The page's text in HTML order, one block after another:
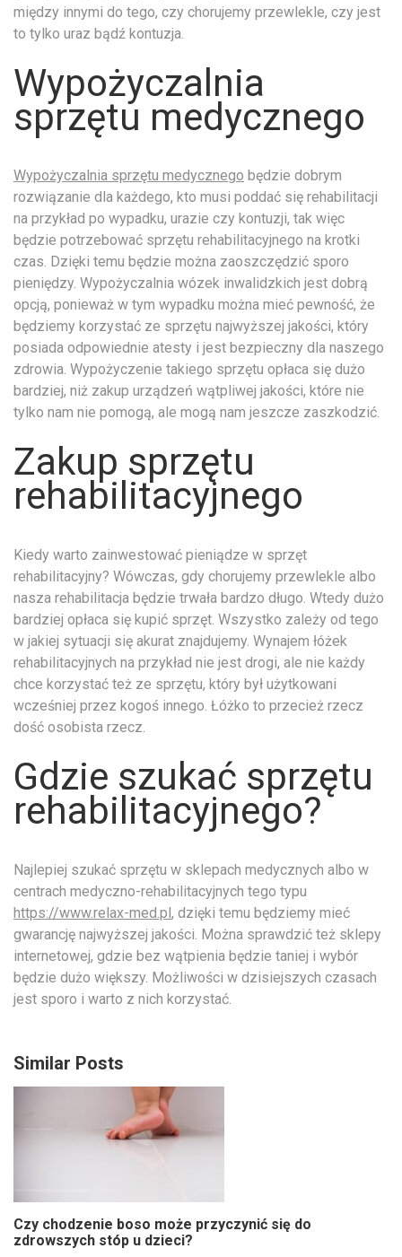
między innymi do tego, czy chorujemy przewlekle, czy jest
to tylko uraz bądź kontuzja.
Wypożyczalnia
sprzętu medycznego
Wypożyczalnia sprzętu medycznego będzie dobrym
rozwiązanie dla każdego, kto musi poddać się rehabilitacji
na przykład po wypadku, urazie czy kontuzji, tak więc
będzie potrzebować sprzętu rehabilitacyjnego na krotki
czas. Dzięki temu będzie można zaoszczędzić sporo
pieniędzy. Wypożyczalnia wózek inwalidzkich jest dobrą
opcją, ponieważ w tym wypadku można mieć pewność, że
będziemy korzystać ze sprzętu najwyższej jakości, który
posiada odpowiednie atesty i jest bezpieczny dla naszego
zdrowia. Wypożyczenie takiego sprzętu opłaca się dużo
bardziej, niż zakup urządzeń wątpliwej jakości, które nie
tylko nam nie pomogą, ale mogą nam jeszcze zaszkodzić.
Zakup sprzętu
rehabilitacyjnego
Kiedy warto zainwestować pieniądze w sprzęt
rehabilitacyjny? Wówczas, gdy chorujemy przewlekle albo
nasza rehabilitacja będzie trwała bardzo długo. Wtedy dużo
bardziej opłaca się kupić sprzęt. Wszystko zależy od tego
w jakiej sytuacji się akurat znajdujemy. Wynajem łóżek
rehabilitacyjnych na przykład nie jest drogi, ale nie każdy
chce korzystać też ze sprzętu, który był użytkowani
wcześniej przez kogoś innego. Łóżko to przecież rzecz
dość osobista rzecz.
Gdzie szukać sprzętu
rehabilitacyjnego?
Najlepiej szukać sprzętu w sklepach medycznych albo w
centrach medyczno-rehabilitacyjnych tego typu
https://www.relax-med.pl, dzięki temu będziemy mieć
gwarancję najwyższej jakości. Można sprawdzić też sklepy
internetowej, gdzie bez wątpienia będzie taniej i wybór
będzie dużo większy. Możliwości w dzisiejszych czasach
jest sporo i warto z nich korzystać.
Similar Posts
Czy chodzenie boso może przyczynić się do
zdrowszych stóp u dzieci?